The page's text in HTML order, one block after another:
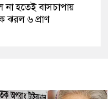
না হতেই বাসচাপায়
ঝরল ৬ প্রাণ